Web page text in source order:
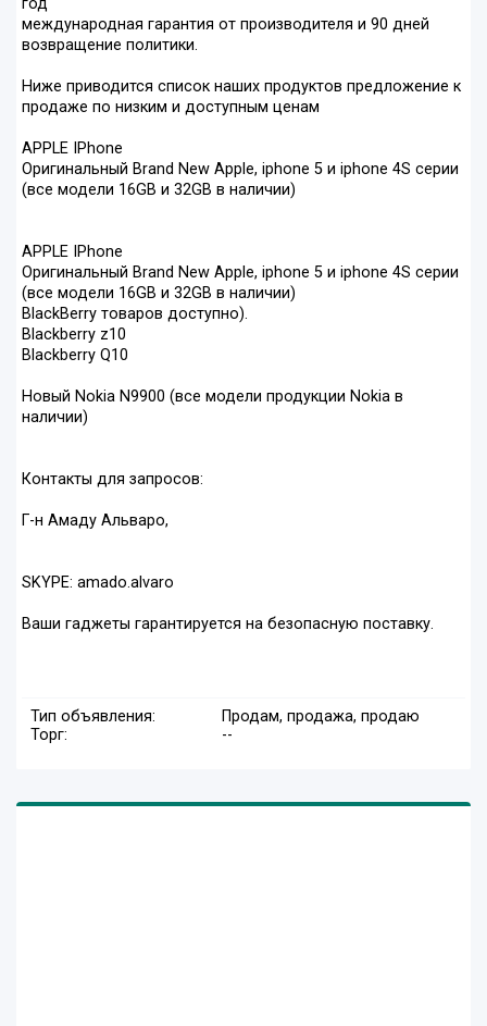
год
международная гарантия от производителя и 90 дней
возвращение политики.
Ниже приводится список наших продуктов предложение к
продаже по низким и доступным ценам
APPLE IPhone
Оригинальный Brand New Apple, iphone 5 и iphone 4S серии
(все модели 16GB и 32GB в наличии)
APPLE IPhone
Оригинальный Brand New Apple, iphone 5 и iphone 4S серии
(все модели 16GB и 32GB в наличии)
BlackBerry товаров доступно).
Blackberry z10
Blackberry Q10
Новый Nokia N9900 (все модели продукции Nokia в
наличии)
Контакты для запросов:
Г-н Амаду Альваро,
SKYPE: amado.alvaro
Ваши гаджеты гарантируется на безопасную поставку.
Тип объявления:
Продам, продажа, продаю
Торг:
--